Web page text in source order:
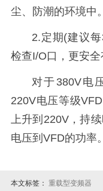
尘、防潮的环境中
2.定期(建议
检查I/O口，更安全
对于380V电
220V电压等级
上升到220V，持
电压到VFD的功率。
本文标签： 重载型变频器